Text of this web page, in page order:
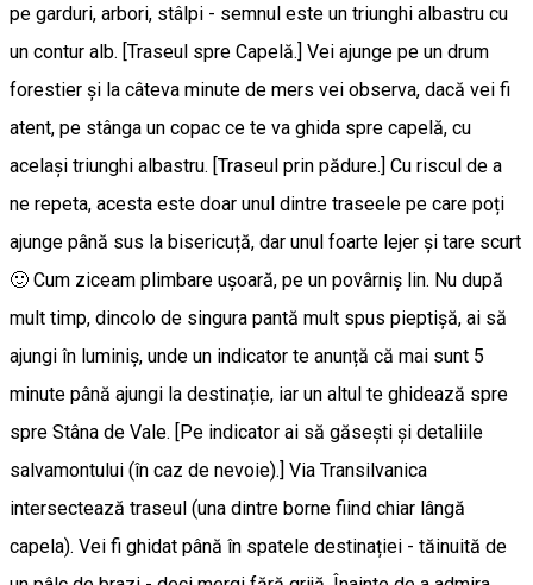
pe garduri, arbori, stâlpi - semnul este un triunghi albastru cu
un contur alb. [Traseul spre Capelă.] Vei ajunge pe un drum
forestier și la câteva minute de mers vei observa, dacă vei fi
atent, pe stânga un copac ce te va ghida spre capelă, cu
acelaşi triunghi albastru. [Traseul prin pădure.] Cu riscul de a
ne repeta, acesta este doar unul dintre traseele pe care poți
ajunge până sus la bisericuță, dar unul foarte lejer și tare scurt
🙂 Cum ziceam plimbare ușoară, pe un povârniș lin. Nu după
mult timp, dincolo de singura pantă mult spus pieptișă, ai să
ajungi în luminiș, unde un indicator te anunță că mai sunt 5
minute până ajungi la destinație, iar un altul te ghidează spre
spre Stâna de Vale. [Pe indicator ai să găsești și detaliile
salvamontului (în caz de nevoie).] Via Transilvanica
intersectează traseul (una dintre borne fiind chiar lângă
capela). Vei fi ghidat până în spatele destinației - tăinuită de